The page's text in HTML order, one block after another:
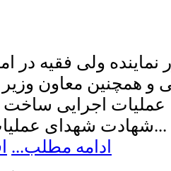
ولی فقیه در
و همچنین معاون
اجرایی ساخت
شهادت شهدای عملیات طریق القدس...
ادامه مطلب...